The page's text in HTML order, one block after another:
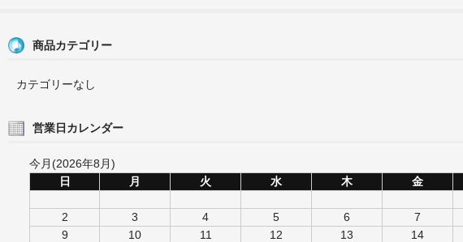
商品カテゴリー
カテゴリーなし
営業日カレンダー
今月(2026年8月)
日
月 火 水 木 金
2
3 4 5 6 7
9
10 11 12 13 14